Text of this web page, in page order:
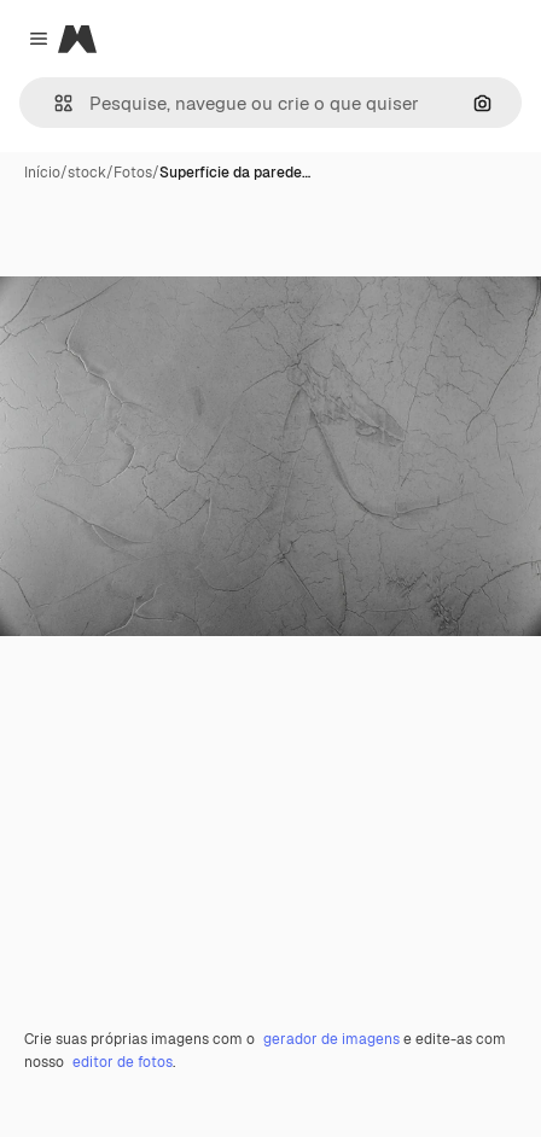
Close menu
Magnific
Início/stock/Fotos/Superfície da parede…
Crie suas próprias imagens com o gerador de imagense edite-as com
nosso editor de fotos.